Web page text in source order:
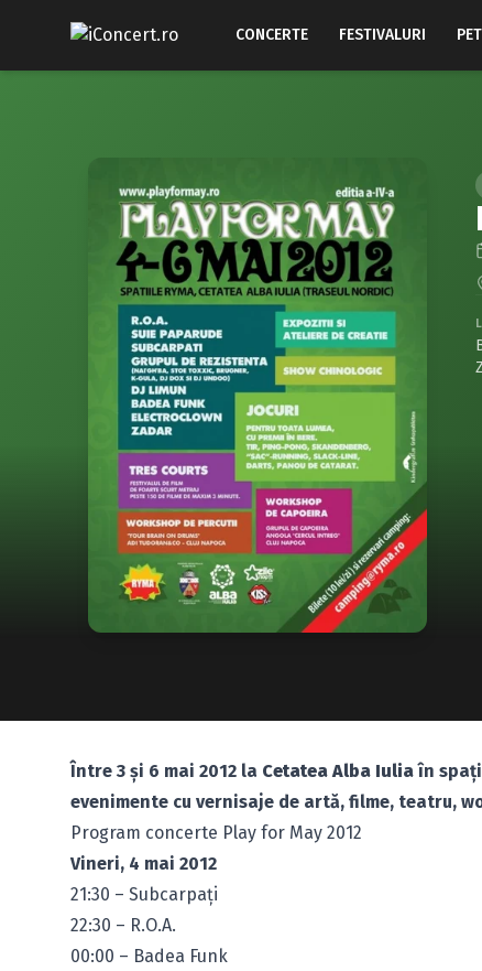
CONCERTE FESTIVALURI
Între 3 şi 6 mai 2012 la Cetatea Alba Iuliaîn
evenimente cu vernisaje de artă, filme, teatru,
Program concerte Play for May 2012
Vineri, 4 mai 2012
21:30 – Subcarpaţi
22:30 – R.O.A.
00:00 – Badea Funk